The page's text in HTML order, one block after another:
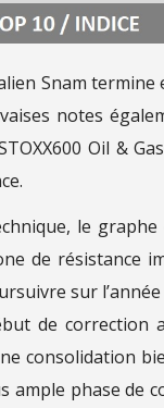
Snam
notes
Oil &
le
de résistance
sur
de correction
consolidation
ample phase de